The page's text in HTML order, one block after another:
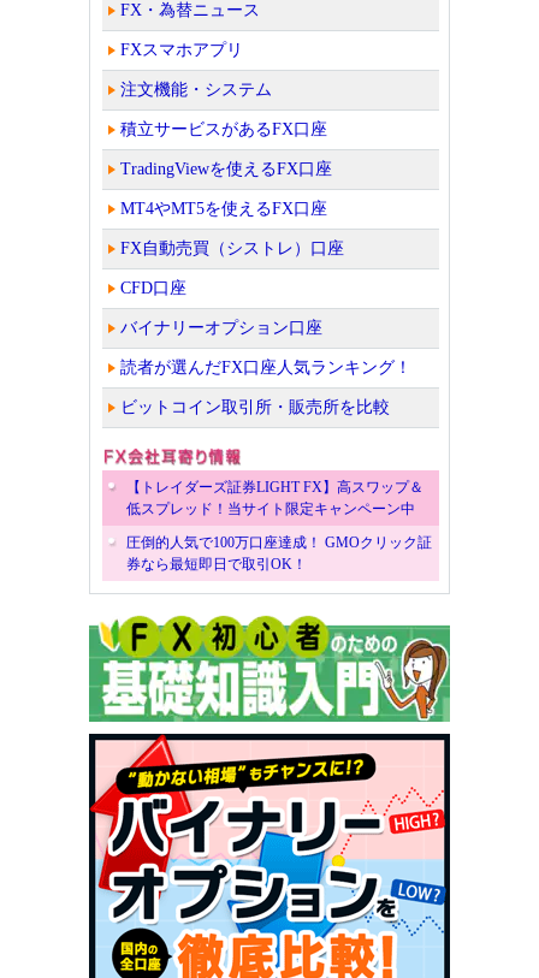
FX・為替ニュース
FXスマホアプリ
注文機能・システム
積立サービスがあるFX口座
TradingViewを使えるFX口座
MT4やMT5を使えるFX口座
FX自動売買（シストレ）口座
CFD口座
バイナリーオプション口座
読者が選んだFX口座人気ランキング！
ビットコイン取引所・販売所を比較
【トレイダーズ証券LIGHT FX】高スワップ＆
低スプレッド！当サイト限定キャンペーン中
圧倒的人気で100万口座達成！ GMOクリック証
券なら最短即日で取引OK！